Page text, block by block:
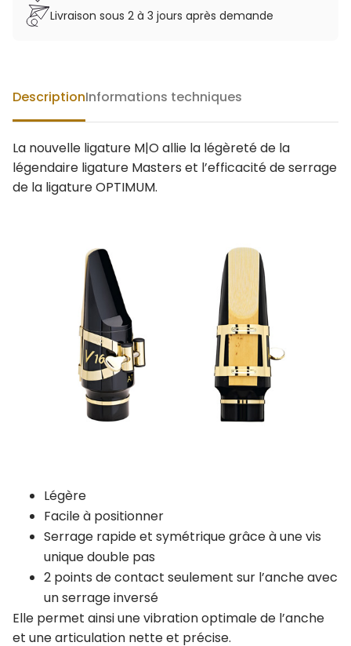
Livraison sous 2 à 3 jours après demande
DescriptionInformations techniques
La nouvelle ligature M|O allie la légèreté de la
légendaire ligature Masters et l’efficacité de serrage
de la ligature OPTIMUM.
Légère
Facile à positionner
Serrage rapide et symétrique grâce à une vis
unique double pas
2 points de contact seulement sur l’anche avec
un serrage inversé
Elle permet ainsi une vibration optimale de l’anche
et une articulation nette et précise.